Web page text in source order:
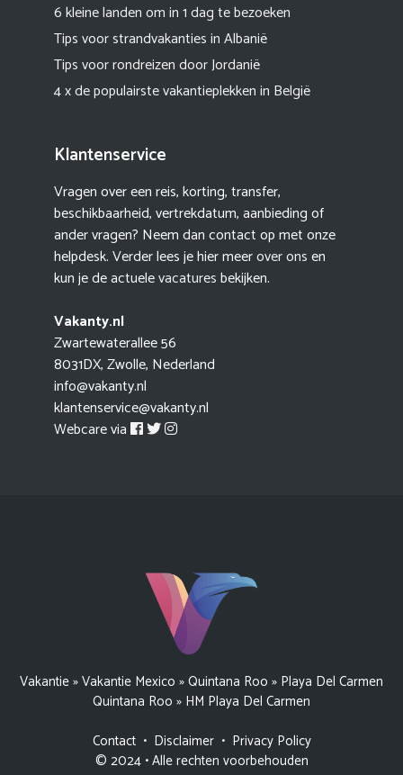
6 kleine landen om in 1 dag te bezoeken
Tips voor strandvakanties in Albanië
Tips voor rondreizen door Jordanië
4 x de populairste vakantieplekken in België
Klantenservice
Vragen over een reis, korting, transfer,
beschikbaarheid, vertrekdatum, aanbieding of
ander vragen? Neem dan contact op met onze
helpdesk. Verder lees je hier meerover onsen
kun je de actuelevacaturesbekijken.
Vakanty.nl
Zwartewaterallee 56
8031DX, Zwolle, Nederland
info@vakanty.nl
klantenservice@vakanty.nl
Webcare via
Vakantie»Vakantie Mexico »Quintana Roo » Playa Del Carmen
Quintana Roo » HM Playa Del Carmen
Contact• Disclaimer• Privacy Policy
© 2024 • Alle rechten voorbehouden